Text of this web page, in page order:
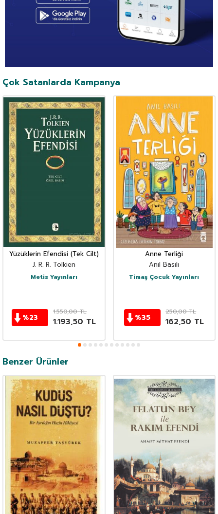
Çok Satanlarda Kampanya
Yüzüklerin Efendisi (Tek Cilt)
J. R. R. Tolkien
Metis Yayınları
%23
1.550,00TL
1.193,50 TL
Anne Terliği
Anıl Basılı
Timaş Çocuk Yayınları
%35
250,00TL
162,50 TL
Benzer Ürünler